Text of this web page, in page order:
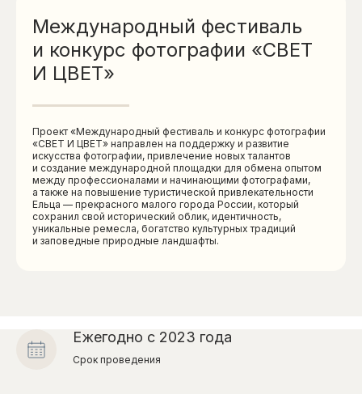
Международный фестиваль
и конкурс фотографии «СВЕТ
И ЦВЕТ»
Проект «Международный фестиваль и конкурс фотографии
«СВЕТ И ЦВЕТ» направлен на поддержку и развитие
искусства фотографии, привлечение новых талантов
и создание международной площадки для обмена опытом
между профессионалами и начинающими фотографами,
а также на повышение туристической привлекательности
Ельца — прекрасного малого города России, который
сохранил свой исторический облик, идентичность,
уникальные ремесла, богатство культурных традиций
и заповедные природные ландшафты.
Ежегодно с 2023 года
Срок проведения